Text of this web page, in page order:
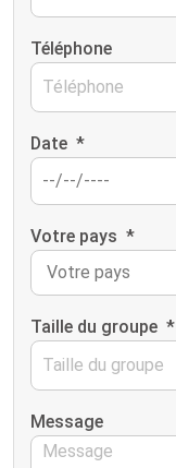
Téléphone
Date *
Votre pays *
Taille du groupe *
Message